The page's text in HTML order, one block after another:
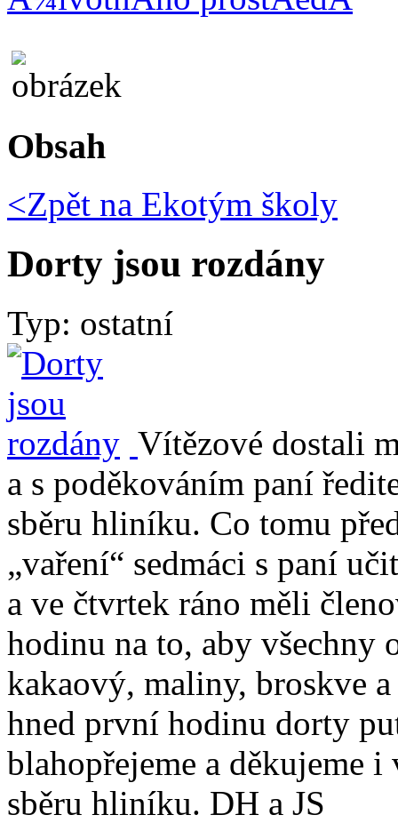
Obsah
<Zpět na Ekotým školy
Dorty jsou rozdány
Typ: ostatní
Vítězové dostali
a s poděkováním paní
sběru hliníku. Co tomu
„vaření“ sedmáci s paní
a ve čtvrtek ráno měli
hodinu na to, aby
kakaový, maliny, broskve
hned první hodinu dorty
blahopřejeme a děkujeme
sběru hliníku. DH a JS